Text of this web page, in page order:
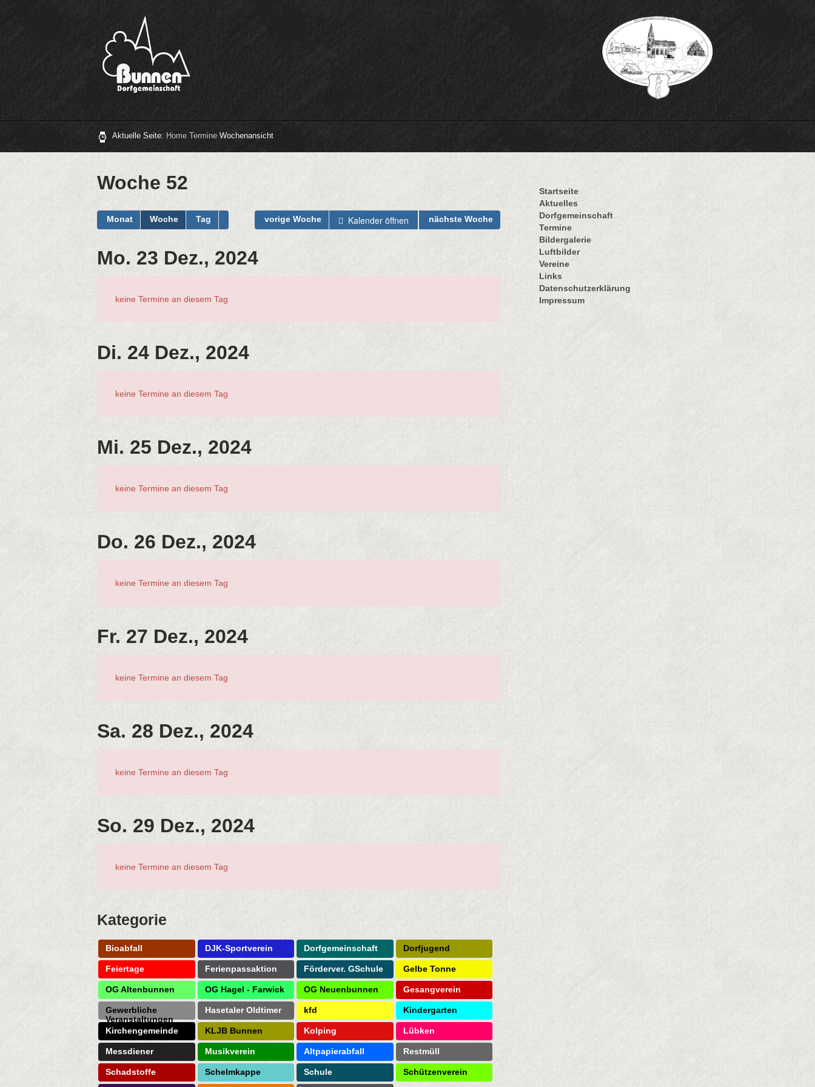
Aktuelle Seite: Home Termine Wochenansicht
Woche 52
Monat Woche Tag vorige Woche Kalender öffnen nächste Woche
Mo. 23 Dez., 2024
keine Termine an diesem Tag
Di. 24 Dez., 2024
keine Termine an diesem Tag
Mi. 25 Dez., 2024
keine Termine an diesem Tag
Do. 26 Dez., 2024
keine Termine an diesem Tag
Fr. 27 Dez., 2024
keine Termine an diesem Tag
Sa. 28 Dez., 2024
keine Termine an diesem Tag
So. 29 Dez., 2024
keine Termine an diesem Tag
Kategorie
Bioabfall DJK-Sportverein Dorfgemeinschaft Dorfjugend
Feiertage Ferienpassaktion Förderver. GSchule Gelbe Tonne
OG Altenbunnen OG Hagel - Farwick OG Neuenbunnen Gesangverein
Gewerbliche
Veranstaltungen
Hasetaler Oldtimer kfd Kindergarten
Kirchengemeinde KLJB Bunnen Kolping Lübken
Messdiener Musikverein Altpapierabfall Restmüll
Schadstoffe Schelmkappe Schule Schützenverein
Startseite
Aktuelles
Dorfgemeinschaft
Termine
Bildergalerie
Luftbilder
Vereine
Links
Datenschutzerklärung
Impressum